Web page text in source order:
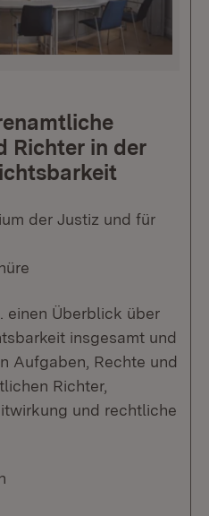
Richter in der
der Justiz und für
einen Überblick über
insgesamt und
Aufgaben, Rechte und
Richter,
und rechtliche